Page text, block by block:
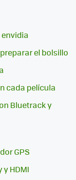
el bolsillo
cada película
Bluetrack y
GPS
HDMI